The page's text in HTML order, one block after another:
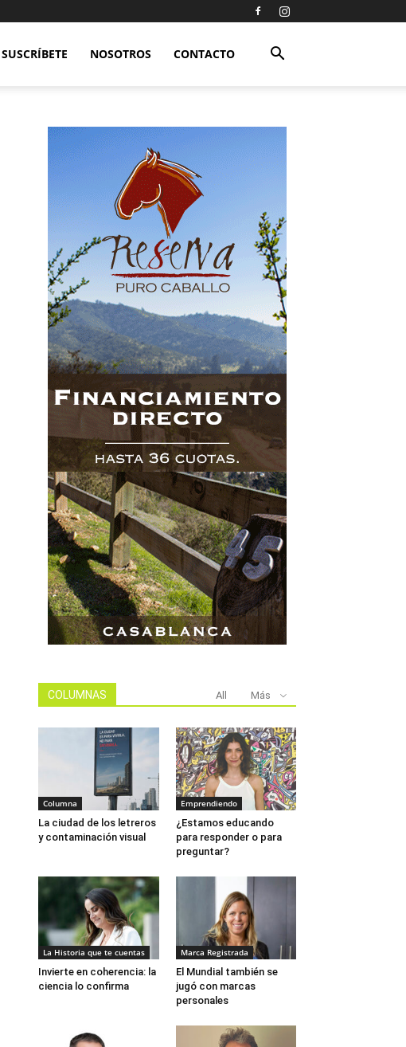
SUSCRÍBETE NOSOTROS CONTACTO
COLUMNAS All Más
Columna
La ciudad de los letreros
y contaminación visual
Emprendiendo
¿Estamos educando
para responder o para
preguntar?
La Historia que te cuentas
Invierte en coherencia: la
ciencia lo confirma
Marca Registrada
El Mundial también se
jugó con marcas
personales